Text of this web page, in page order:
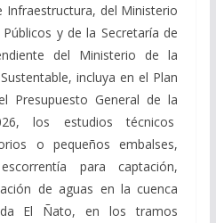
Infraestructura, del Ministerio
y de la Secretaría de
del Ministerio de la
incluya en el Plan
Presupuesto General de la
los estudios técnicos
o pequeños embalses,
para captación,
de aguas en la cuenca
El Ñato, en los tramos